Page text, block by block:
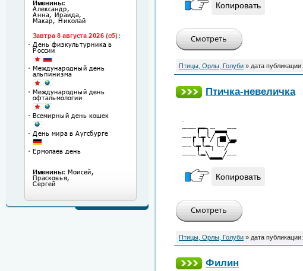
Копировать
Птицы, Орлы, Голуби » дата публикации:
Птичка-невеличка
┈┈┈┏━╮┈▂▂┈┈
┈┈┏╰┳╰╱╭▅╲▂
┈┈╰┳╰━╮╰┈╱▔
┈┈┈╰━╲▂▂╱┈┈
Копировать
Птицы, Орлы, Голуби » дата публикации:
Филин